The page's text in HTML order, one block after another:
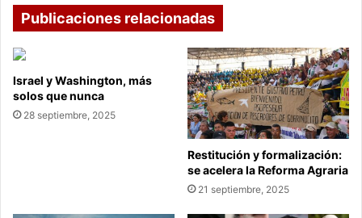
Publicaciones relacionadas
Israel y Washington, más
solos que nunca
28 septiembre, 2025
Restitución y formalización:
se acelera la Reforma Agraria
21 septiembre, 2025